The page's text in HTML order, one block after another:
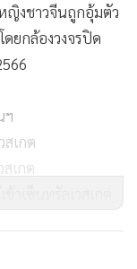
ญิงชาวจีนถูกอุ้มตัว
ยกล้องวงจรปิด
ฯ
สเกต
เกต
าเซ็นทรัลเวสเกต
ฤกษา 37